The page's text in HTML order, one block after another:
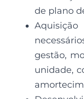
de plano
gestão,
unidade,